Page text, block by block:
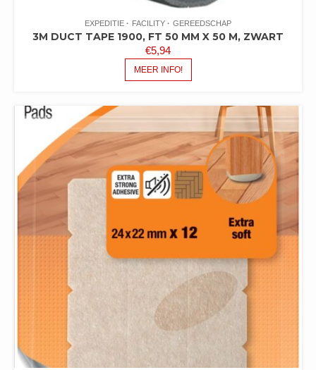
EXPEDITIE FACILITY GEREEDSCHAP
3M DUCT TAPE 1900, FT 50 MM X 50 M, ZWART
€5,94
MEER INFO!